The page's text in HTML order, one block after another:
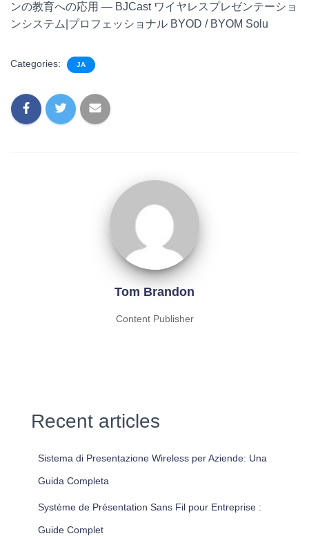
ンの教育への応用 — BJCast ワイヤレスプレゼンテーショ
ンシステム|プロフェッショナル BYOD / BYOM Solu
Categories: JA
Tom Brandon
Content Publisher
Recent articles
Sistema di Presentazione Wireless per Aziende: Una
Guida Completa
Système de Présentation Sans Fil pour Entreprise :
Guide Complet